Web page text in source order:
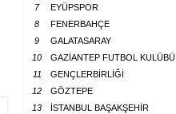
7
EYÜPSPOR
8
FENERBAHÇE
9
GALATASARAY
10
GAZİANTEP FUTBOL KULÜBÜ
11
GENÇLERBİRLİĞİ
12
GÖZTEPE
13
İSTANBUL BAŞAKŞEHİR